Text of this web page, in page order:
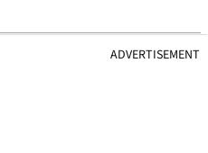
ADVERTISEMENT